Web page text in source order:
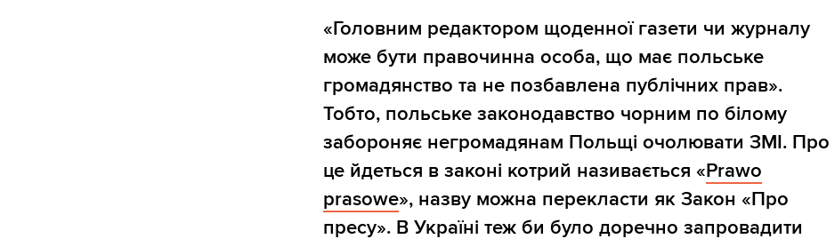
«Головним редактором щоденної газети чи журналу
може бути правочинна особа, що має польське
громадянство та не позбавлена публічних прав».
Тобто, польське законодавство чорним по білому
забороняє негромадянам Польщі очолювати ЗМІ. Про
це йдеться в законі котрий називається «Prawo
prasowe», назву можна перекласти як Закон «Про
пресу». В Україні теж би було доречно запровадити